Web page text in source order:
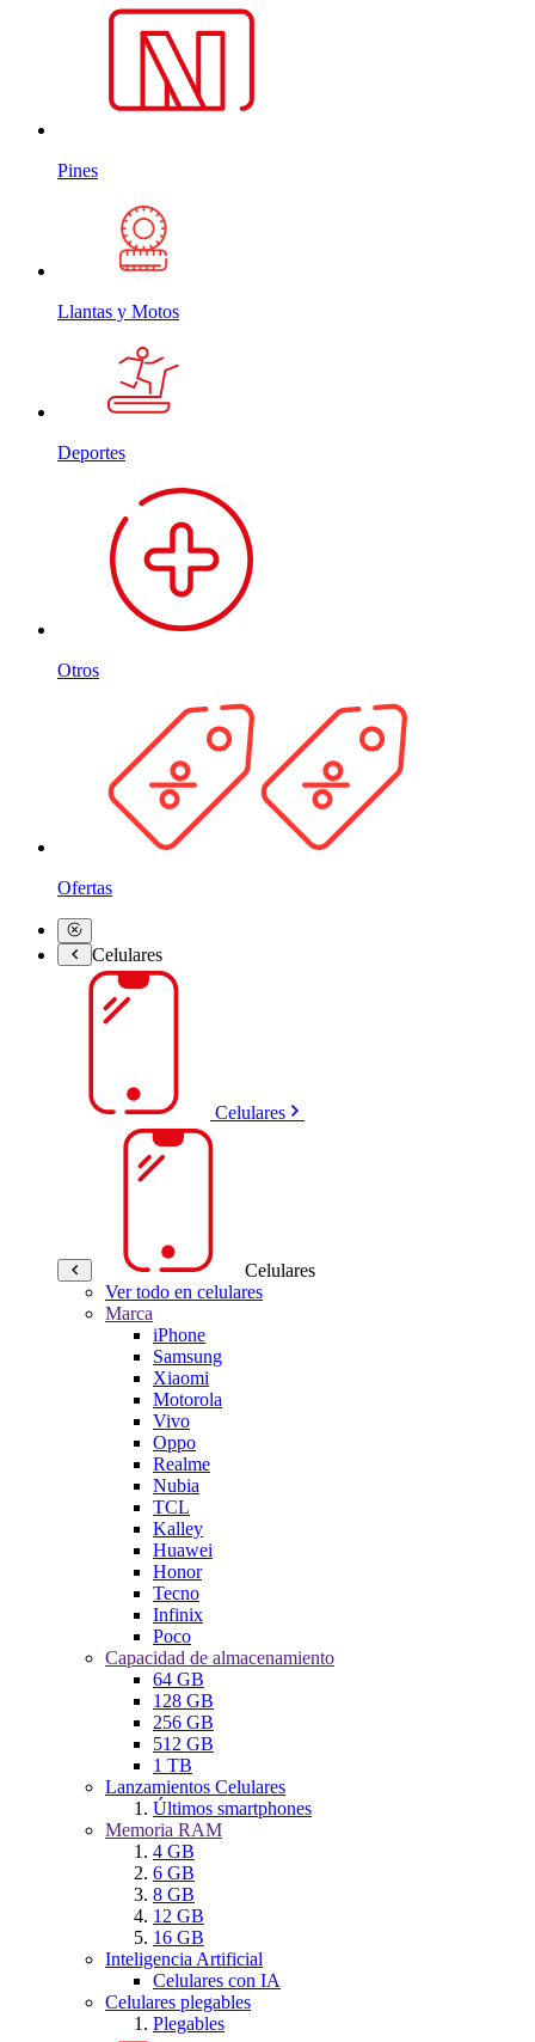
Pines
Llantas y Motos
Deportes
Otros
Ofertas
Celulares
Celulares
Celulares
Ver todo en celulares
Marca
iPhone
Samsung
Xiaomi
Motorola
Vivo
Oppo
Realme
Nubia
TCL
Kalley
Huawei
Honor
Tecno
Infinix
Poco
Capacidad de almacenamiento
64 GB
128 GB
256 GB
512 GB
1 TB
Lanzamientos Celulares
Últimos smartphones
Memoria RAM
4 GB
6 GB
8 GB
12 GB
16 GB
Inteligencia Artificial
Celulares con IA
Celulares plegables
Plegables